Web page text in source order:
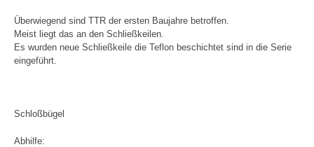
Überwiegend sind TTR der ersten Baujahre betroffen.
Meist liegt das an den Schließkeilen.
Es wurden neue Schließkeile die Teflon beschichtet sind in die Serie
eingeführt.
Schloßbügel
Abhilfe: